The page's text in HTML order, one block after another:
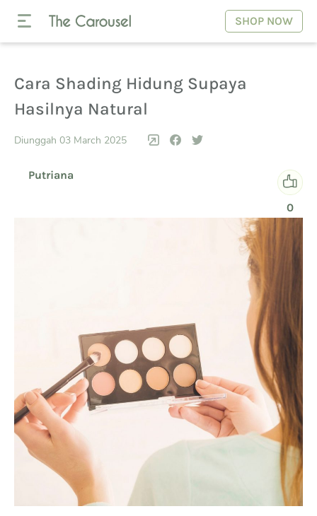
SHOP NOW
Cara Shading Hidung Supaya
Hasilnya Natural
Diunggah 03 March 2025
Putriana
0